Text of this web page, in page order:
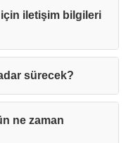
için iletişim bilgileri
sürecek?
ne zaman